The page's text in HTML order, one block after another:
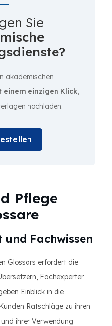
Sie
akademischen
einem einzigen Klick,
hochladen.
Pflege
Fachwissen
Glossars erfordert die
Fachexperten
Einblick in die
Ratschläge zu ihren
ihrer Verwendung